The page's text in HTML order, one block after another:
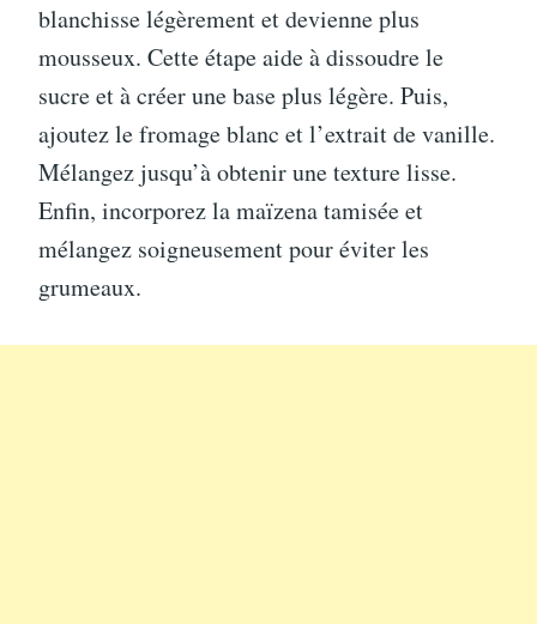
blanchisse légèrement et devienne plus
mousseux. Cette étape aide à dissoudre le
sucre et à créer une base plus légère. Puis,
ajoutez le fromage blanc et l’extrait de vanille.
Mélangez jusqu’à obtenir une texture lisse.
Enfin, incorporez la maïzena tamisée et
mélangez soigneusement pour éviter les
grumeaux.